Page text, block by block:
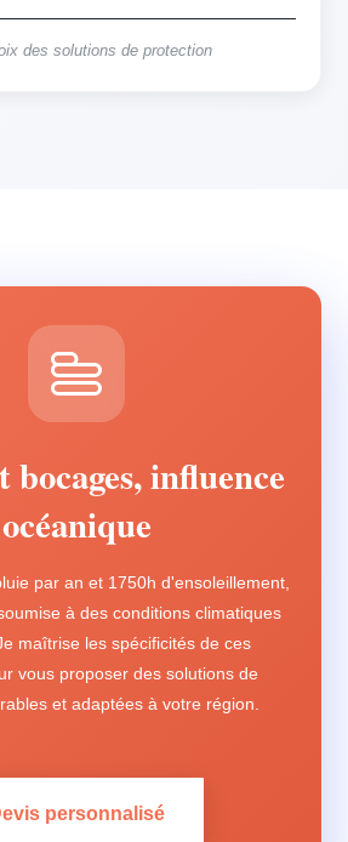
des solutions de protection
bocages, influence
océanique
par an et 1750h d'ensoleillement,
à des conditions climatiques
maîtrise les spécificités de ces
vous proposer des solutions de
et adaptées à votre région.
personnalisé